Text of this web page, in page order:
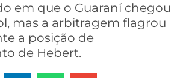
em que o Guaraní chegou
mas a arbitragem flagrou
a posição de
de Hebert.